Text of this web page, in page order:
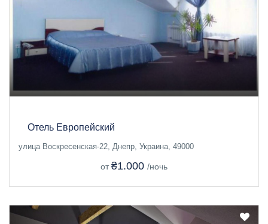
Отель Европейский
улица Воскресенская-22, Днепр, Украина, 49000
от ₴1.000 /ночь